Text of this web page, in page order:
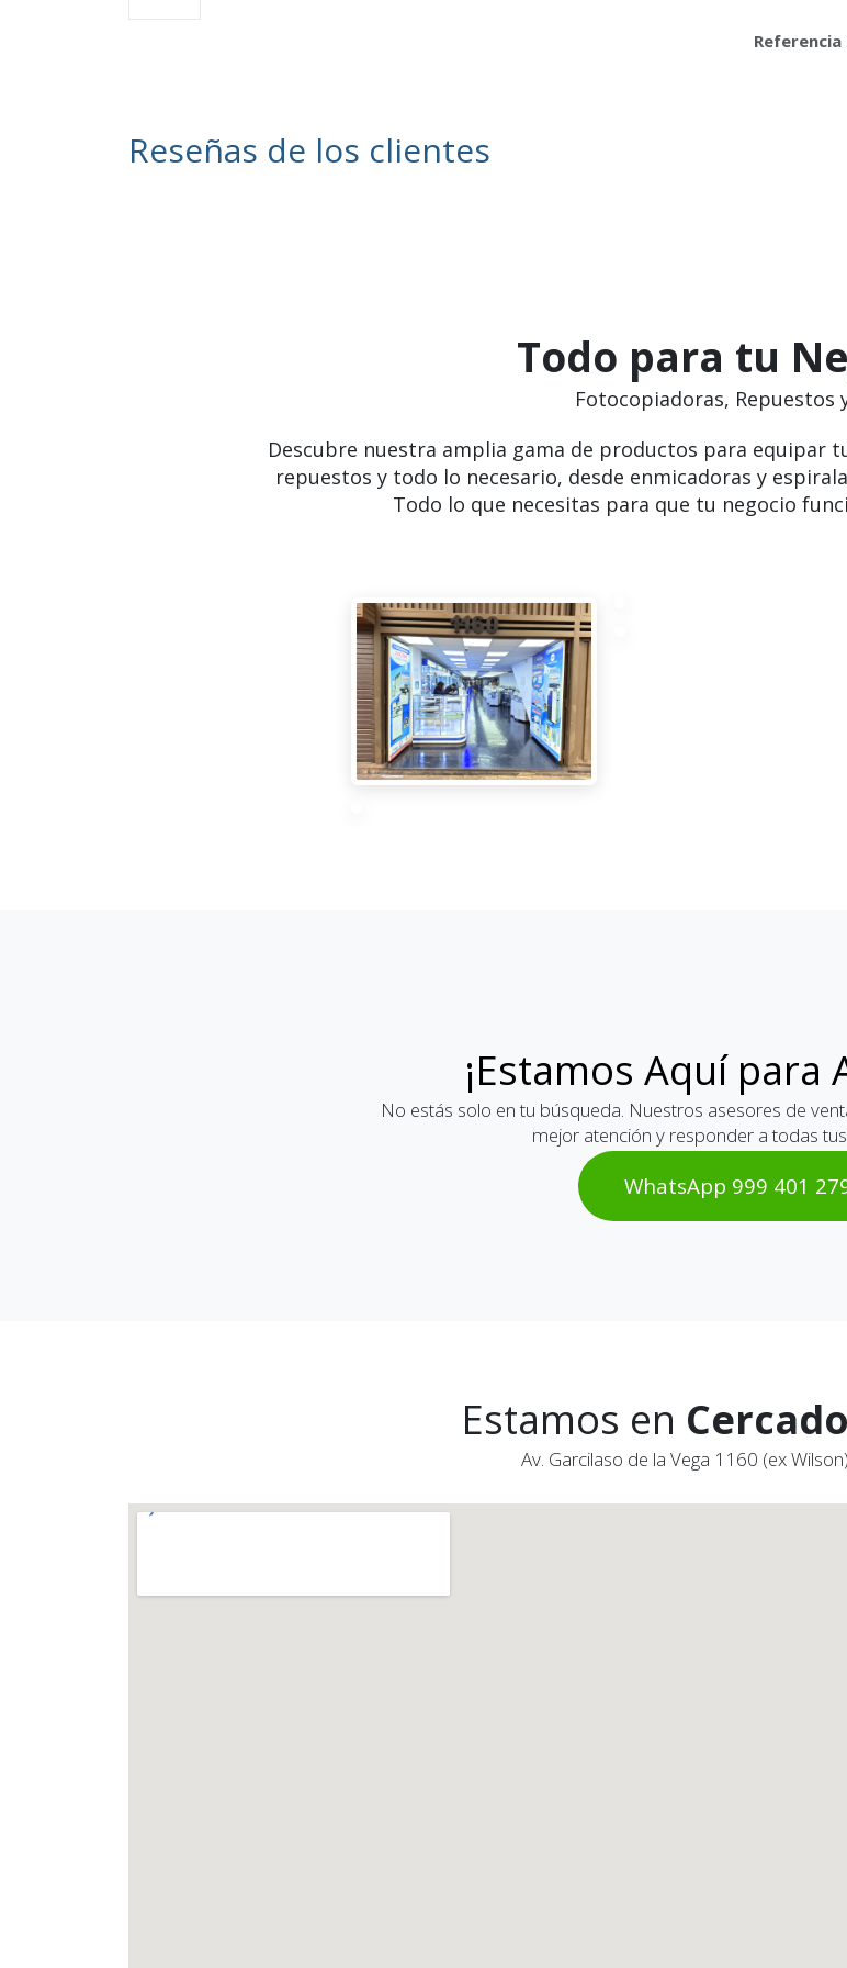
Reseñas de los clientes
Todo para tu
Fotocopiadoras, Repuestos
Descubre nuestra amplia gama de productos para equipar
repuestos y todo lo necesario, desde enmicadoras y
Todo lo que necesitas para que tu negocio
¡Estamos Aquí para
No estás solo en tu búsqueda. Nuestros asesores de
mejor atención y responder a todas
WhatsAp​​​​p 999 401
Estamos en
Av. Garcilaso de la Vega 1160 (ex